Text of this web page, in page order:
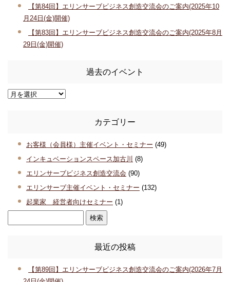
【第84回】エリンサーブビジネス創造交流会のご案内(2025年10
月24日(金)開催)
【第83回】エリンサーブビジネス創造交流会のご案内(2025年8月
29日(金)開催)
過去のイベント
カテゴリー
お客様（会員様）主催イベント・セミナー (49)
インキュベーションスペース加古川 (8)
エリンサーブビジネス創造交流会 (90)
エリンサーブ主催イベント・セミナー (132)
起業家 経営者向けセミナー (1)
最近の投稿
【第89回】エリンサーブビジネス創造交流会のご案内(2026年7月